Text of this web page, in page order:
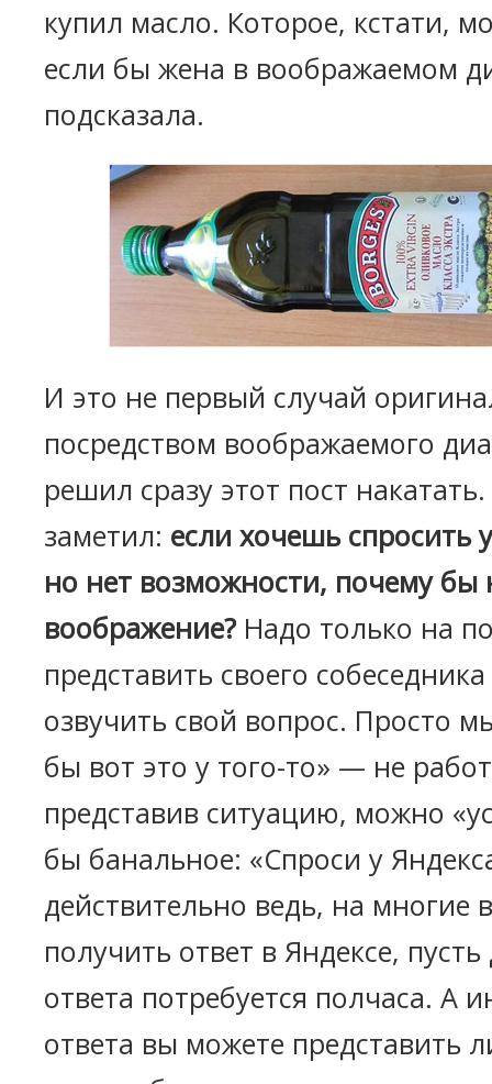
купил масло. Которое, кстати,
если бы жена в воображаемом
подсказала.
И это не первый случай
посредством воображаемого
решил сразу этот пост
заметил: если хочешь спросить
но нет возможности, почему бы
воображение?Надо только на
представить своего
озвучить свой вопрос. Просто
бы вот это у того-то» — не
представив ситуацию, можно
бы банальное: «Спроси у
действительно ведь, на
получить ответ в Яндексе,
ответа потребуется полчаса. А
ответа вы можете представить